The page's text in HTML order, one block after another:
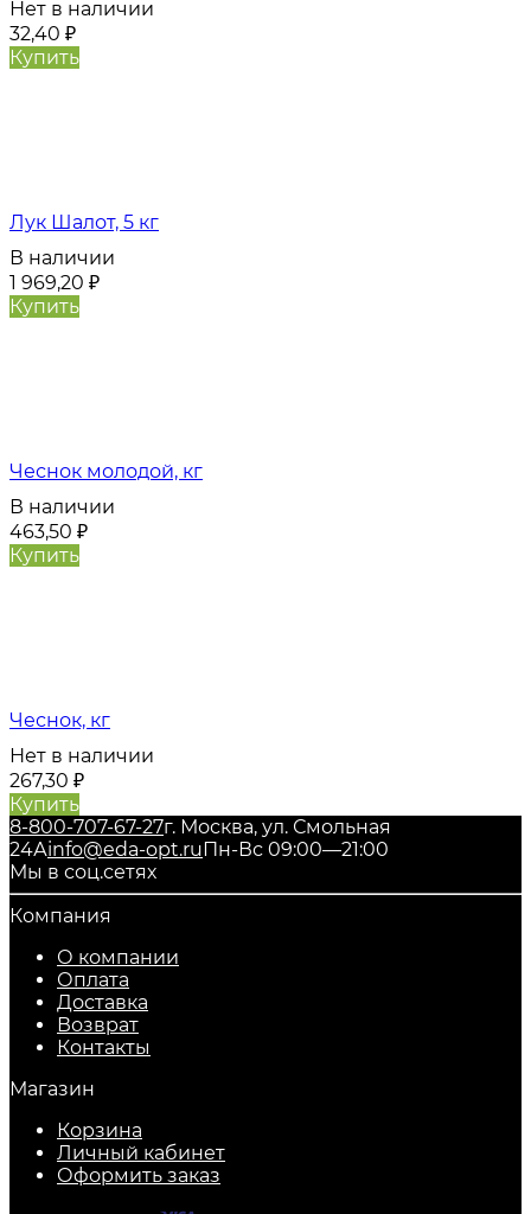
Нет в наличии
32,40 ₽
Купить
Лук Шалот, 5 кг
В наличии
1 969,20 ₽
Купить
Чеснок молодой, кг
В наличии
463,50 ₽
Купить
Чеснок, кг
Нет в наличии
267,30 ₽
Купить
8-800-707-67-27г. Москва, ул. Смольная
24Аinfo@eda-opt.ruПн-Вс 09:00—21:00
Мы в соц.сетях
Компания
О компании
Оплата
Доставка
Возврат
Контакты
Магазин
Корзина
Личный кабинет
Оформить заказ